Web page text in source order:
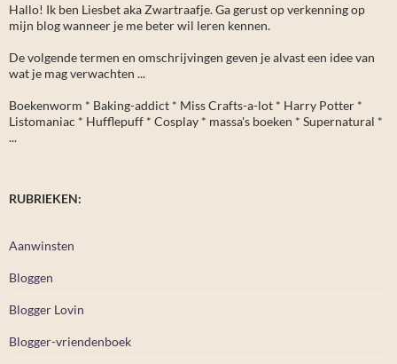
Hallo! Ik ben Liesbet aka Zwartraafje. Ga gerust op verkenning op
mijn blog wanneer je me beter wil leren kennen.
De volgende termen en omschrijvingen geven je alvast een idee van
wat je mag verwachten ...
Boekenworm * Baking-addict * Miss Crafts-a-lot * Harry Potter *
Listomaniac * Hufflepuff * Cosplay * massa's boeken * Supernatural *
...
RUBRIEKEN:
Aanwinsten
Bloggen
Blogger Lovin
Blogger-vriendenboek